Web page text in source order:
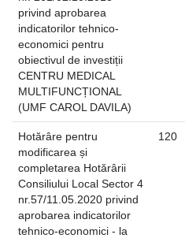
privind aprobarea
indicatorilor tehnico-
economici pentru
obiectivul de investiții
CENTRU MEDICAL
MULTIFUNCȚIONAL
(UMF CAROL DAVILA)
Hotărâre pentru
modificarea și
completarea Hotărârii
Consiliului Local Sector 4
nr.57/11.05.2020 privind
aprobarea indicatorilor
tehnico-economici - la
120